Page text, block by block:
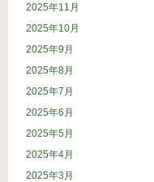
2025年11月
2025年10月
2025年9月
2025年8月
2025年7月
2025年6月
2025年5月
2025年4月
2025年3月